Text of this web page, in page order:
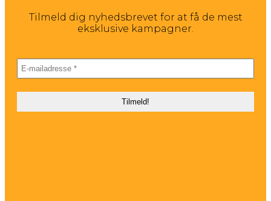
Tilmeld dig nyhedsbrevet for at få de mest
eksklusive kampagner.